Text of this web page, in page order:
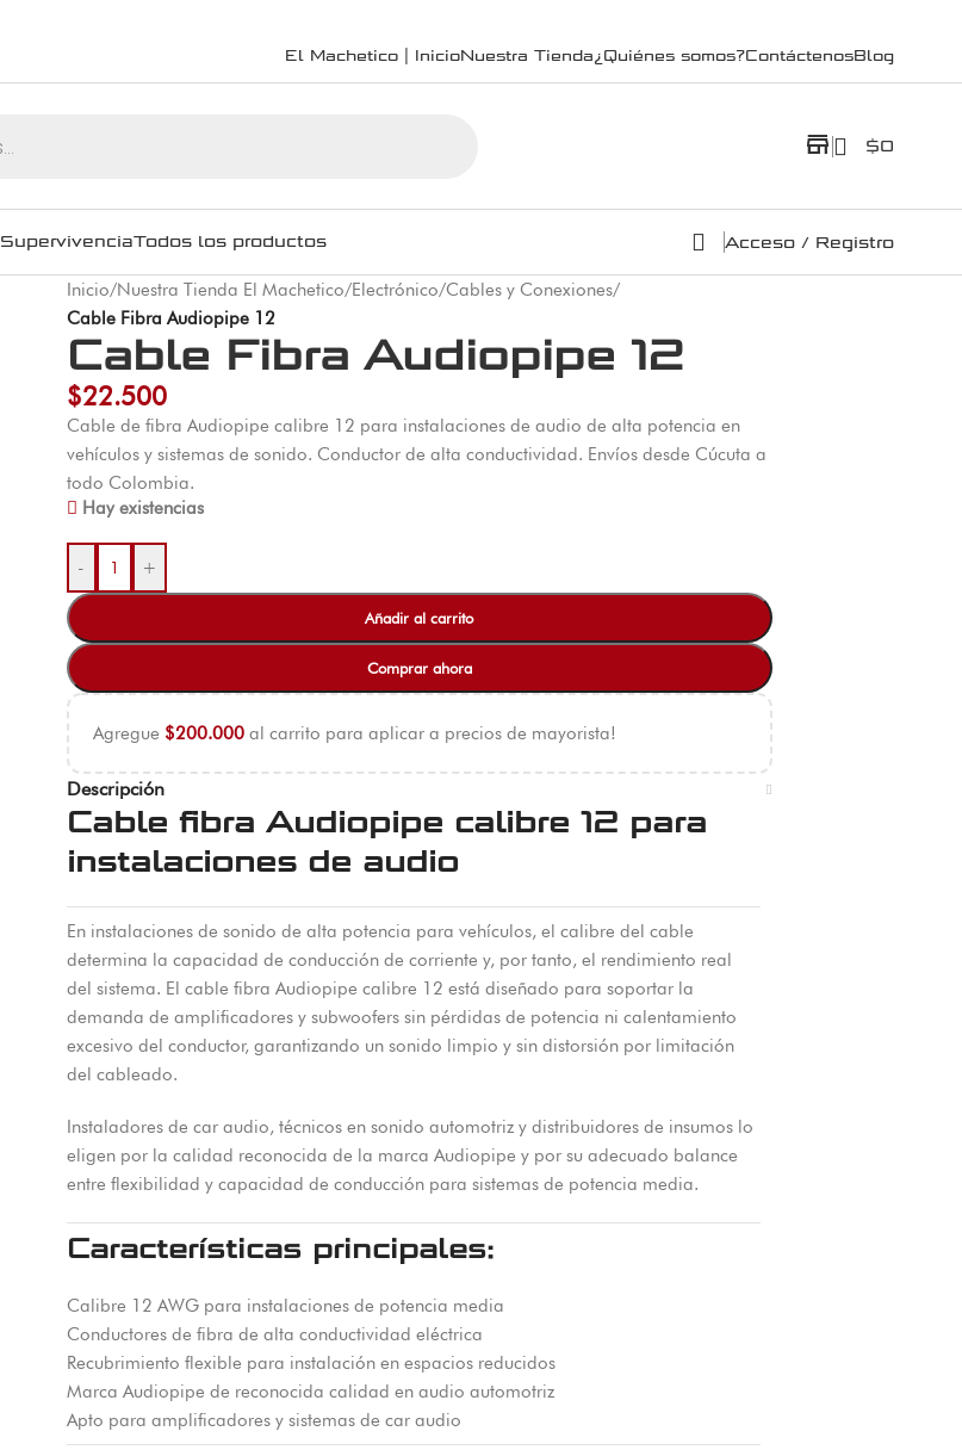
El Machetico | InicioNuestra Tienda¿Quiénes somos?ContáctenosBlog
store $0
SupervivenciaTodos los productos Acceso / Registro
Inicio/Nuestra Tienda El Machetico/Electrónico/Cables y Conexiones/
Cable Fibra Audiopipe 12
Cable Fibra Audiopipe 12
$22.500
Cable de fibra Audiopipe calibre 12 para instalaciones de audio de alta potencia en
vehículos y sistemas de sonido. Conductor de alta conductividad. Envíos desde Cúcuta a
todo Colombia.
Hay existencias
- +
Añadir al carrito
Comprar ahora
Agregue $200.000al carrito para aplicar a precios de mayorista!
Descripción
Cable fibra Audiopipe calibre 12 para
instalaciones de audio
En instalaciones de sonido de alta potencia para vehículos, el calibre del cable
determina la capacidad de conducción de corriente y, por tanto, el rendimiento real
del sistema. El cable fibra Audiopipe calibre 12 está diseñado para soportar la
demanda de amplificadores y subwoofers sin pérdidas de potencia ni calentamiento
excesivo del conductor, garantizando un sonido limpio y sin distorsión por limitación
del cableado.
Instaladores de car audio, técnicos en sonido automotriz y distribuidores de insumos lo
eligen por la calidad reconocida de la marca Audiopipe y por su adecuado balance
entre flexibilidad y capacidad de conducción para sistemas de potencia media.
Características principales:
Calibre 12 AWG para instalaciones de potencia media
Conductores de fibra de alta conductividad eléctrica
Recubrimiento flexible para instalación en espacios reducidos
Marca Audiopipe de reconocida calidad en audio automotriz
Apto para amplificadores y sistemas de car audio